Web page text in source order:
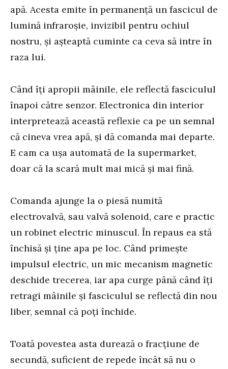
apă. Acesta emite în permanență un fascicul de
lumină infraroșie, invizibil pentru ochiul
nostru, și așteaptă cuminte ca ceva să intre în
raza lui.
Când îți apropii mâinile, ele reflectă fasciculul
înapoi către senzor. Electronica din interior
interpretează această reflexie ca pe un semnal
că cineva vrea apă, și dă comanda mai departe.
E cam ca ușa automată de la supermarket,
doar că la scară mult mai mică și mai fină.
Comanda ajunge la o piesă numită
electrovalvă, sau valvă solenoid, care e practic
un robinet electric minuscul. În repaus ea stă
închisă și ține apa pe loc. Când primește
impulsul electric, un mic mecanism magnetic
deschide trecerea, iar apa curge până când îți
retragi mâinile și fasciculul se reflectă din nou
liber, semnal că poți închide.
Toată povestea asta durează o fracțiune de
secundă, suficient de repede încât să nu o